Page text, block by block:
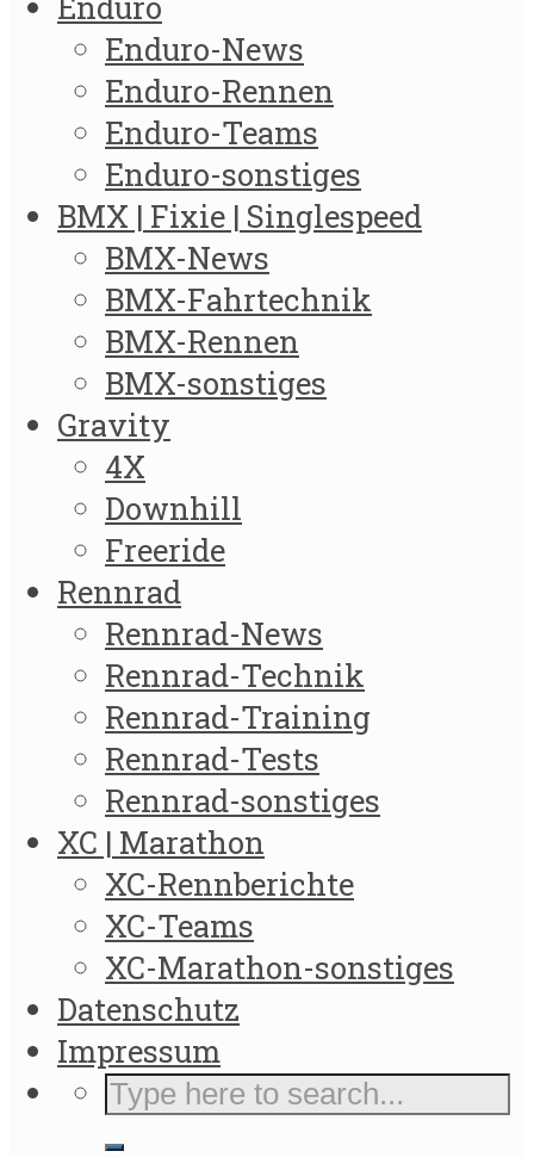
Enduro-News
Enduro-Rennen
Enduro-Teams
Enduro-sonstiges
BMX | Fixie | Singlespeed
BMX-News
BMX-Fahrtechnik
BMX-Rennen
BMX-sonstiges
Gravity
4X
Downhill
Freeride
Rennrad
Rennrad-News
Rennrad-Technik
Rennrad-Training
Rennrad-Tests
Rennrad-sonstiges
XC | Marathon
XC-Rennberichte
XC-Teams
XC-Marathon-sonstiges
Datenschutz
Impressum